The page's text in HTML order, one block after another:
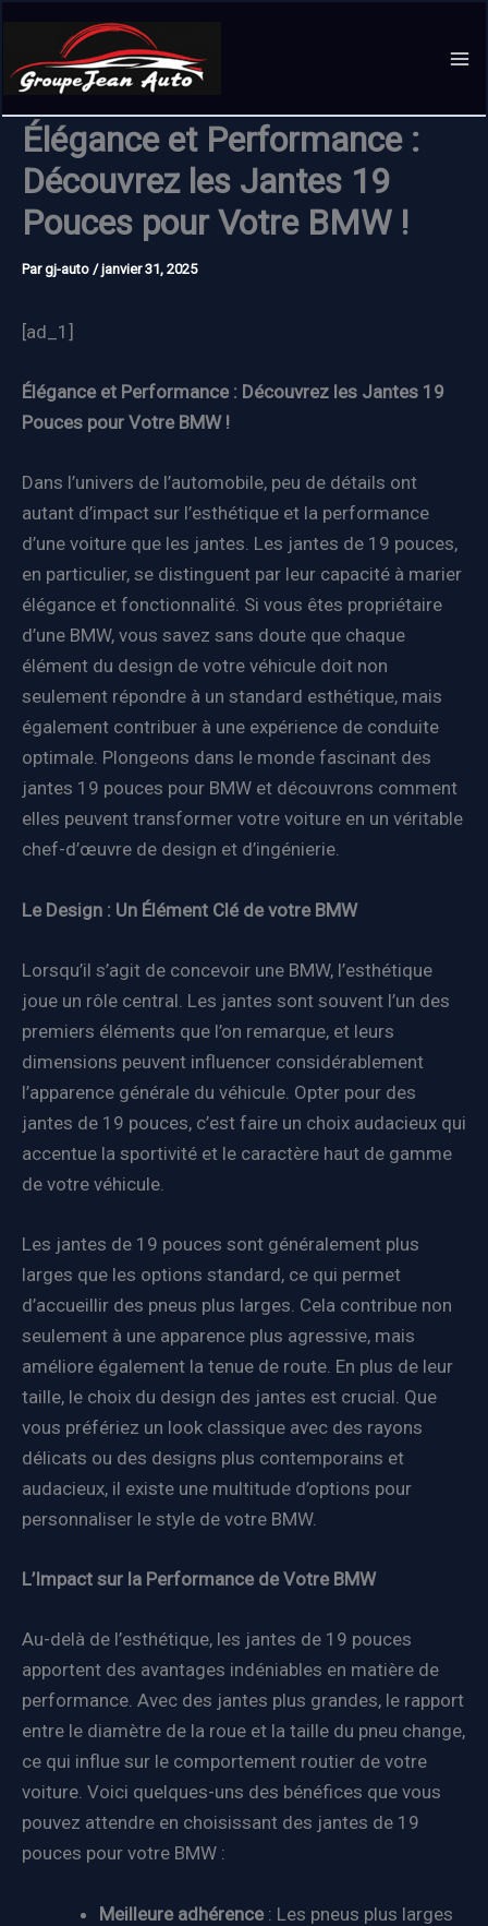
contenu
Élégance et Performance :
Découvrez les Jantes 19
Pouces pour Votre BMW !
Pargj-auto /janvier 31, 2025
[ad_1]
Élégance et Performance : Découvrez les Jantes 19
Pouces pour Votre BMW !
Dans l’univers de l’automobile, peu de détails ont
autant d’impact sur l’esthétique et la performance
d’une voiture que les jantes. Les jantes de 19 pouces,
en particulier, se distinguent par leur capacité à marier
élégance et fonctionnalité. Si vous êtes propriétaire
d’une BMW, vous savez sans doute que chaque
élément du design de votre véhicule doit non
seulement répondre à un standard esthétique, mais
également contribuer à une expérience de conduite
optimale. Plongeons dans le monde fascinant des
jantes 19 pouces pour BMW et découvrons comment
elles peuvent transformer votre voiture en un véritable
chef-d’œuvre de design et d’ingénierie.
Le Design : Un Élément Clé de votre BMW
Lorsqu’il s’agit de concevoir une BMW, l’esthétique
joue un rôle central. Les jantes sont souvent l’un des
premiers éléments que l’on remarque, et leurs
dimensions peuvent influencer considérablement
l’apparence générale du véhicule. Opter pour des
jantes de 19 pouces, c’est faire un choix audacieux qui
accentue la sportivité et le caractère haut de gamme
de votre véhicule.
Les jantes de 19 pouces sont généralement plus
larges que les options standard, ce qui permet
d’accueillir des pneus plus larges. Cela contribue non
seulement à une apparence plus agressive, mais
améliore également la tenue de route. En plus de leur
taille, le choix du design des jantes est crucial. Que
vous préfériez un look classique avec des rayons
délicats ou des designs plus contemporains et
audacieux, il existe une multitude d’options pour
personnaliser le style de votre BMW.
L’Impact sur la Performance de Votre BMW
Au-delà de l’esthétique, les jantes de 19 pouces
apportent des avantages indéniables en matière de
performance. Avec des jantes plus grandes, le rapport
entre le diamètre de la roue et la taille du pneu change,
ce qui influe sur le comportement routier de votre
voiture. Voici quelques-uns des bénéfices que vous
pouvez attendre en choisissant des jantes de 19
pouces pour votre BMW :
Meilleure adhérence: Les pneus plus larges